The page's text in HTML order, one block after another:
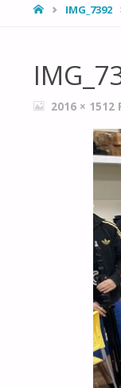
HOMEIMG_7392
FULL2016 × 1512